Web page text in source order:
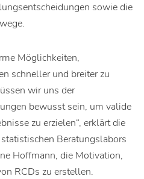
sowie die
Möglichkeiten,
schneller und breiter zu
wir uns der
bewusst sein, um valide
zu erzielen“, erklärt die
Beratungslabors
Hoffmann, die Motivation,
RCDs zu erstellen.